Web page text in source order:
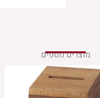
מוצרים נוספים